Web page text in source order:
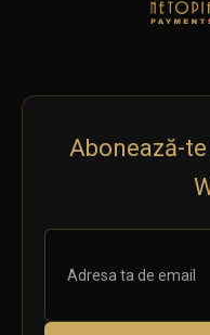
Abonează-